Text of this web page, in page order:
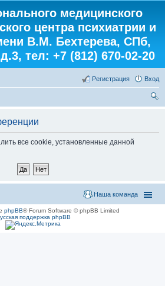
медицинского
центра психиатрии и
В.М. Бехтерева, СПб,
тел: +7 (812) 670-02-20
Вход
Регистрация
все cookie, установленные данной
Наша команда
phpBB® Forum Software © phpBB Limited
поддержка phpBB